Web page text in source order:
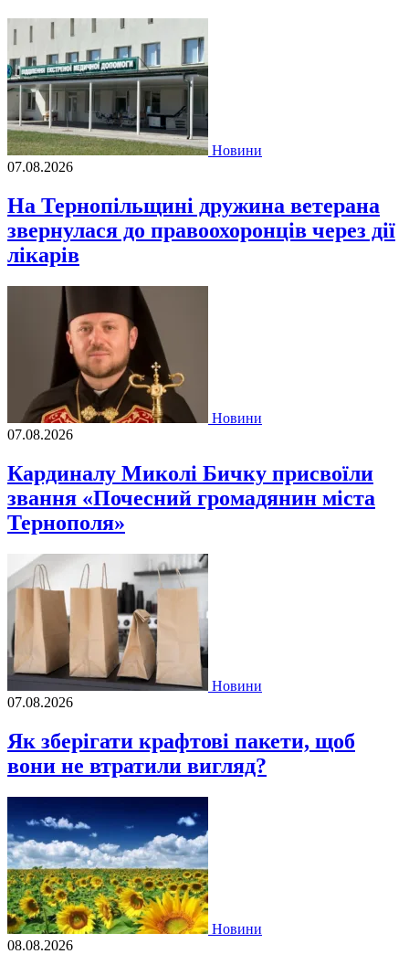
Новини
07.08.2026
На Тернопільщині дружина ветерана
звернулася до правоохоронців через дії
лікарів
Новини
07.08.2026
Кардиналу Миколі Бичку присвоїли
звання «Почесний громадянин міста
Тернополя»
Новини
07.08.2026
Як зберігати крафтові пакети, щоб
вони не втратили вигляд?
Новини
08.08.2026